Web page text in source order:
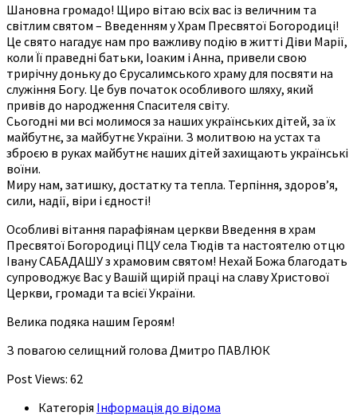
Шановна громадо! Щиро вітаю всіх вас із величним та
світлим святом – Введенням у Храм Пресвятої Богородиці!
Це свято нагадує нам про важливу подію в житті Діви Марії,
коли Її праведні батьки, Іоаким і Анна, привели свою
трирічну доньку до Єрусалимського храму для посвяти на
служіння Богу. Це був початок особливого шляху, який
привів до народження Спасителя світу.
Сьогодні ми всі молимося за наших українських дітей, за їх
майбутнє, за майбутнє України. З молитвою на устах та
зброєю в руках майбутнє наших дітей захищають українські
воїни.
Миру нам, затишку, достатку та тепла. Терпіння, здоров’я,
сили, надії, віри і єдності!
Особливі вітання парафіянам церкви Введення в храм
Пресвятої Богородиці ПЦУ села Тюдів та настоятелю отцю
Івану САБАДАШУ з храмовим святом! Нехай Божа благодать
супроводжує Вас у Вашій щирій праці на славу Христової
Церкви, громади та всієї України.
Велика подяка нашим Героям!
З повагою селищний голова Дмитро ПАВЛЮК
Post Views: 62
Категорія Інформація до відома